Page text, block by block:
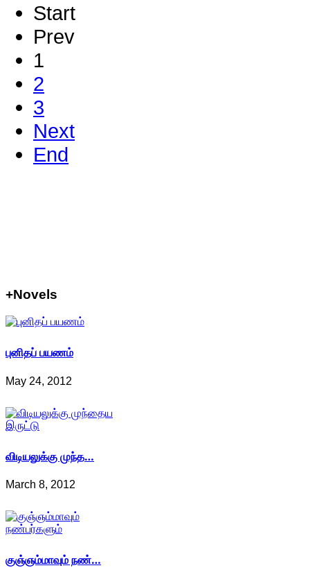
Start
Prev
1
2
3
Next
End
+Novels
புனிதப் பயணம்
May 24, 2012
விடியலுக்கு முந்த…
March 8, 2012
குஞ்ஞம்மாவும் நண்…